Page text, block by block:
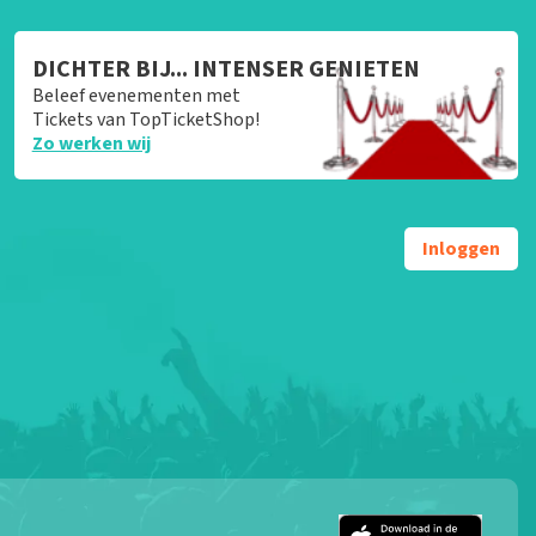
DICHTER BIJ... INTENSER GENIETEN
Beleef evenementen met
Tickets van TopTicketShop!
Zo werken wij
Inloggen